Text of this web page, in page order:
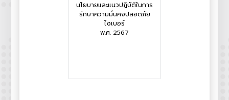
นโยบายและแนวปฏิบัติในการ
รักษาความมั่นคงปลอดภัย
ไซเบอร์
พ.ศ. 2567